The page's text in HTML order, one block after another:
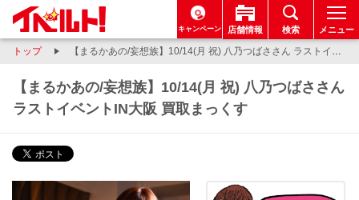
キャンペーン 店舗情報 検索 メニュー
トップ 【まるかあの/妄想族】10/14(月 祝) 八乃つばささん ラストイベントIN大阪 買取まっくす
【まるかあの/妄想族】10/14(月 祝) 八乃つばささん
ラストイベントIN大阪 買取まっくす